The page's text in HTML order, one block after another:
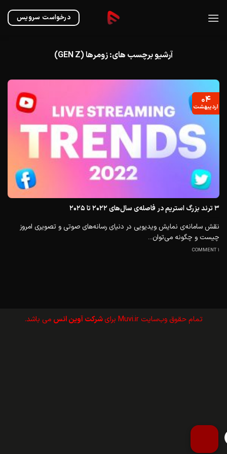
درخواست سرویس
آرشیو برچسب های:زومرها (GEN Z)
۳ ترند بزرگ استریم در فاصله‌ی سال‌های ۲۰۲۲ تا ۲۰۲۵
نقش سامانه‌ی نمایش ویدیویی در دنیای رسانه‌های صوتی و تصویری امروز
چیست و چگونه می‌توان...
1 COMMENT
۰۴
اردیبهشت
تمام حقوق وب‌سايت Muvi.ir برای شرکت آوین انس می باشد.